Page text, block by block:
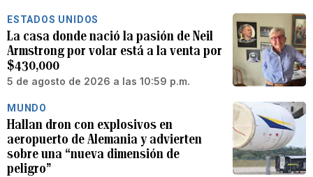
ESTADOS UNIDOS
La casa donde nació la pasión de Neil
Armstrong por volar está a la venta por
$430,000
5 de agosto de 2026 a las 10:59 p.m.
MUNDO
Hallan dron con explosivos en
aeropuerto de Alemania y advierten
sobre una “nueva dimensión de
peligro”